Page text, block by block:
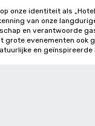
onze identiteit als
van onze
en verantwoorde
grote evenementen ook
en geïnspireerde